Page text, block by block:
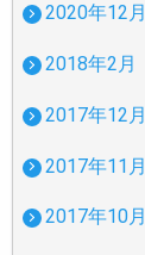
2020年12月
2018年2月
2017年12月
2017年11月
2017年10月